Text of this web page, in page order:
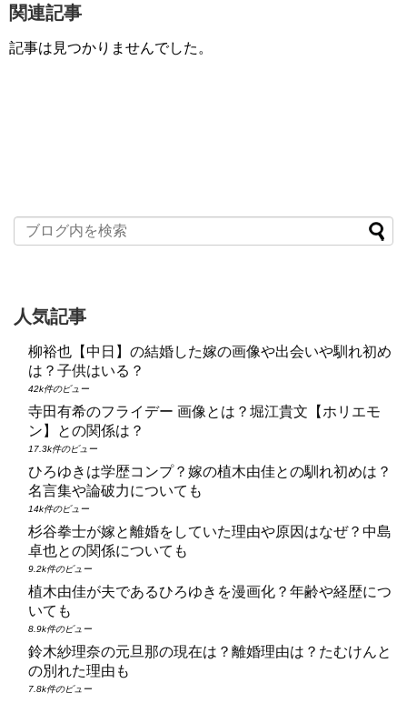
関連記事
記事は見つかりませんでした。
人気記事
柳裕也【中日】の結婚した嫁の画像や出会いや馴れ初め
は？子供はいる？
42k件のビュー
寺田有希のフライデー 画像とは？堀江貴文【ホリエモ
ン】との関係は？
17.3k件のビュー
ひろゆきは学歴コンプ？嫁の植木由佳との馴れ初めは？
名言集や論破力についても
14k件のビュー
杉谷拳士が嫁と離婚をしていた理由や原因はなぜ？中島
卓也との関係についても
9.2k件のビュー
植木由佳が夫であるひろゆきを漫画化？年齢や経歴につ
いても
8.9k件のビュー
鈴木紗理奈の元旦那の現在は？離婚理由は？たむけんと
の別れた理由も
7.8k件のビュー